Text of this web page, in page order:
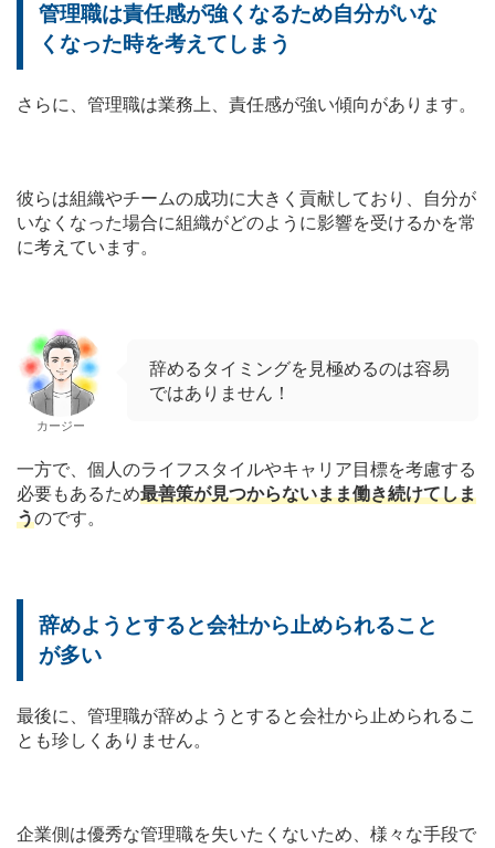
管理職は責任感が強くなるため自分がいな
くなった時を考えてしまう
さらに、管理職は業務上、責任感が強い傾向があります。
彼らは組織やチームの成功に大きく貢献しており、自分が
いなくなった場合に組織がどのように影響を受けるかを常
に考えています。
カージー
辞めるタイミングを見極めるのは容易
ではありません！
一方で、個人のライフスタイルやキャリア目標を考慮する
必要もあるため最善策が見つからないまま働き続けてしま
うのです。
辞めようとすると会社から止められること
が多い
最後に、管理職が辞めようとすると会社から止められるこ
とも珍しくありません。
企業側は優秀な管理職を失いたくないため、様々な手段で